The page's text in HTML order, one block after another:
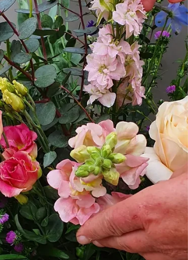
we zijn terug tot uw dienst vanaf
14 januari. Fijne feesten!